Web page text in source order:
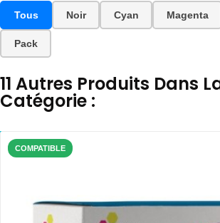
Tous Noir Cyan Magenta
Pack
11 Autres Produits Dans
Catégorie :
COMPATIBLE